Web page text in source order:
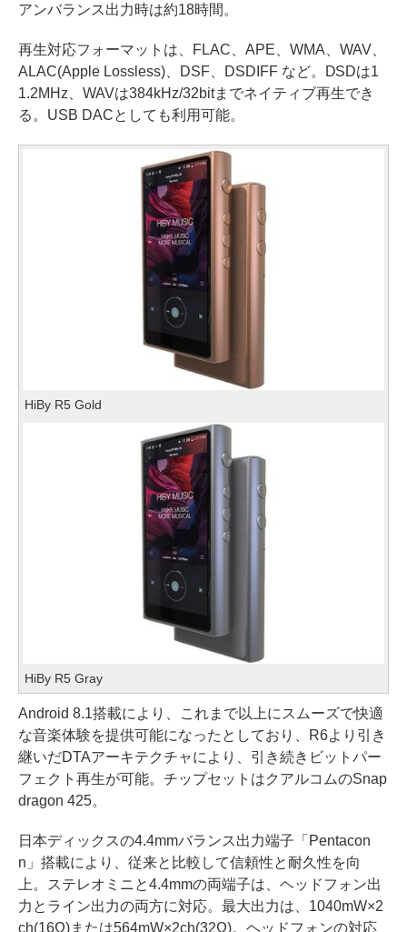
アンバランス出力時は約18時間。
再生対応フォーマットは、FLAC、APE、WMA、WAV、
ALAC(Apple Lossless)、DSF、DSDIFF など。DSDは1
1.2MHz、WAVは384kHz/32bitまでネイティブ再生でき
る。USB DACとしても利用可能。
HiBy R5 Gold
HiBy R5 Gray
Android 8.1搭載により、これまで以上にスムーズで快適
な音楽体験を提供可能になったとしており、R6より引き
継いだDTAアーキテクチャにより、引き続きビットパー
フェクト再生が可能。チップセットはクアルコムのSnap
dragon 425。
日本ディックスの4.4mmバランス出力端子「Pentacon
n」搭載により、従来と比較して信頼性と耐久性を向
上。ステレオミニと4.4mmの両端子は、ヘッドフォン出
力とライン出力の両方に対応。最大出力は、1040mW×2
ch(16Ω)または564mW×2ch(32Ω)。ヘッドフォンの対応